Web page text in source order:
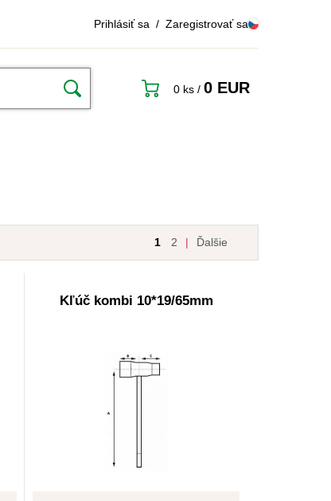
Prihlásiť sa / Zaregistrovať sa
0 ks / 0 EUR
1 2 | Ďalšie
Kľúč kombi 10*19/65mm